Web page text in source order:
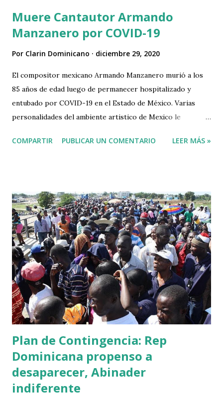
Muere Cantautor Armando
Manzanero por COVID-19
Por Clarin Dominicano diciembre 29, 2020
El compositor mexicano Armando Manzanero murió a los
85 años de edad luego de permanecer hospitalizado y
entubado por COVID-19 en el Estado de México. Varias
personalidades del ambiente artistico de Mexico le
COMPARTIR PUBLICAR UN COMENTARIO LEER MÁS »
Plan de Contingencia: Rep
Dominicana propenso a
desaparecer, Abinader
indiferente